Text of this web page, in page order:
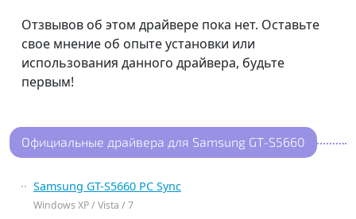
Отзвывов об этом драйвере пока нет. Оставьте
свое мнение об опыте установки или
использования данного драйвера, будьте
первым!
Официальные драйвера для Samsung GT-S5660
Samsung GT-S5660 PC Sync
Windows XP / Vista / 7